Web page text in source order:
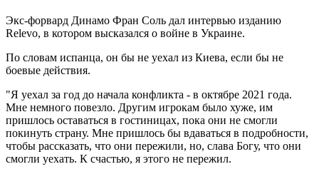
Экс-форвард Динамо Фран Соль дал интервью изданию
Relevo, в котором высказался о войне в Украине.
По словам испанца, он бы не уехал из Киева, если бы не
боевые действия.
"Я уехал за год до начала конфликта - в октябре 2021 года.
Мне немного повезло. Другим игрокам было хуже, им
пришлось оставаться в гостиницах, пока они не смогли
покинуть страну. Мне пришлось бы вдаваться в подробности,
чтобы рассказать, что они пережили, но, слава Богу, что они
смогли уехать. К счастью, я этого не пережил.